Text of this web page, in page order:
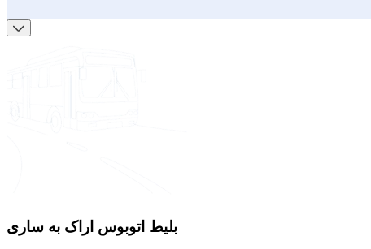
بلیط اتوبوس اراک به ساری